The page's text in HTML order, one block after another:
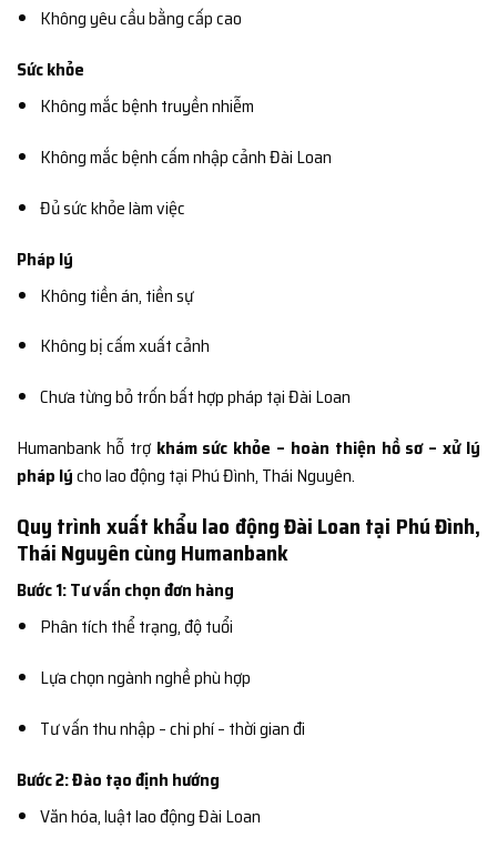
Không yêu cầu bằng cấp cao
Sức khỏe
Không mắc bệnh truyền nhiễm
Không mắc bệnh cấm nhập cảnh Đài Loan
Đủ sức khỏe làm việc
Pháp lý
Không tiền án, tiền sự
Không bị cấm xuất cảnh
Chưa từng bỏ trốn bất hợp pháp tại Đài Loan
Humanbank hỗ trợ khám sức khỏe – hoàn thiện hồ sơ – xử lý
pháp lýcho lao động tại Phú Đình, Thái Nguyên.
Quy trình xuất khẩu lao động Đài Loan tại Phú Đình,
Thái Nguyên cùng Humanbank
Bước 1: Tư vấn chọn đơn hàng
Phân tích thể trạng, độ tuổi
Lựa chọn ngành nghề phù hợp
Tư vấn thu nhập – chi phí – thời gian đi
Bước 2: Đào tạo định hướng
Văn hóa, luật lao động Đài Loan